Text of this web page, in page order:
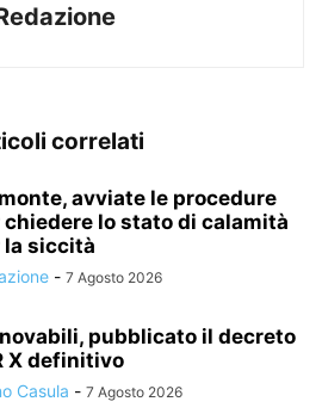
correlati
avviate le procedure
chiedere lo stato di calamità
la siccità
- 7 Agosto 2026
pubblicato il decreto
X definitivo
Casula - 7 Agosto 2026